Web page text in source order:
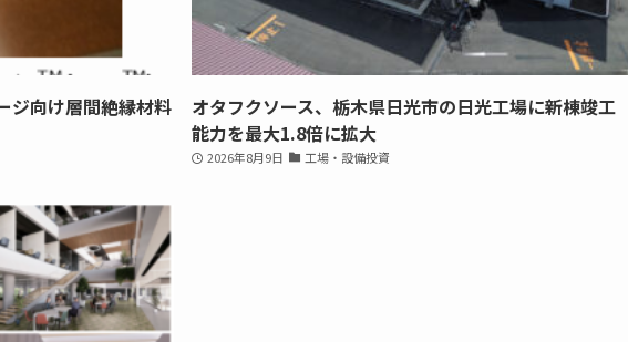
ジ向け層間絶縁材料
オタフクソース、栃木県日光市の日光工場に新棟竣
能力を最大1.8倍に拡大
2026年8月9日 工場・設備投資